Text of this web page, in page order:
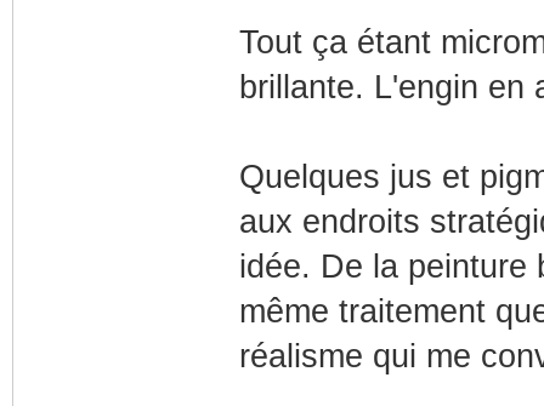
Tout ça étant
brillante. L'engin
Quelques jus et
aux endroits
idée. De la peinture
même traitement
réalisme qui me